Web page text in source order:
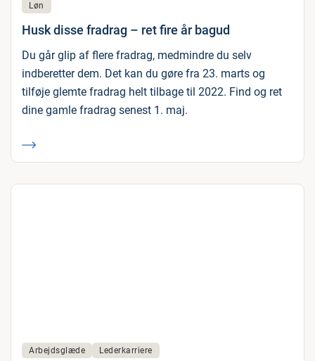
Løn
Husk disse fradrag – ret fire år bagud
Du går glip af flere fradrag, medmindre du selv
indberetter dem. Det kan du gøre fra 23. marts og
tilføje glemte fradrag helt tilbage til 2022. Find og ret
dine gamle fradrag senest 1. maj.
Arbejdsglæde Lederkarriere